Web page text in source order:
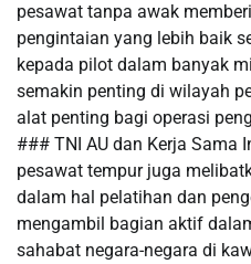
pesawat tanpa awak
pengintaian yang lebih baik
kepada pilot dalam banyak
semakin penting di wilayah
alat penting bagi operasi
### TNI AU dan Kerja Sama
pesawat tempur juga
dalam hal pelatihan dan
mengambil bagian aktif
sahabat negara-negara di